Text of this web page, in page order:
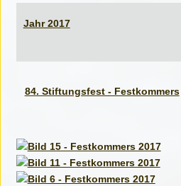
Jahr 2017
84. Stiftungsfest - Festkommers